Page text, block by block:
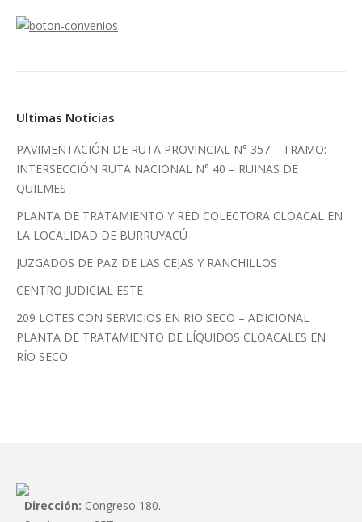
Ultimas Noticias
PAVIMENTACIÓN DE RUTA PROVINCIAL N° 357 – TRAMO:
INTERSECCIÓN RUTA NACIONAL N° 40 – RUINAS DE
QUILMES
PLANTA DE TRATAMIENTO Y RED COLECTORA CLOACAL EN
LA LOCALIDAD DE BURRUYACÚ
JUZGADOS DE PAZ DE LAS CEJAS Y RANCHILLOS
CENTRO JUDICIAL ESTE
209 LOTES CON SERVICIOS EN RIO SECO – ADICIONAL
PLANTA DE TRATAMIENTO DE LÍQUIDOS CLOACALES EN
RÍO SECO
Dirección: Congreso 180.